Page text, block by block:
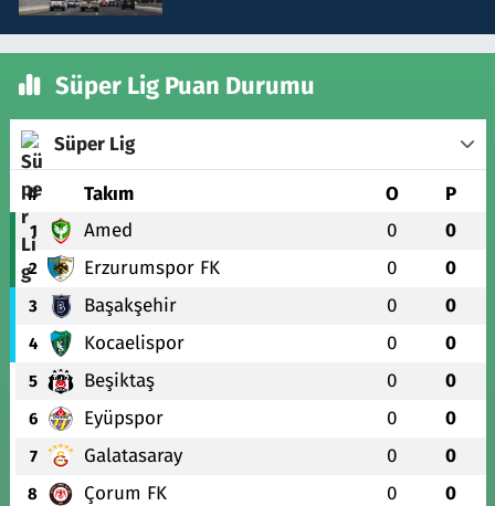
Süper Lig Puan Durumu
Süper Lig
# Takım O P
1 Amed 0 0
2 Erzurumspor FK 0 0
3 Başakşehir 0 0
4 Kocaelispor 0 0
5 Beşiktaş 0 0
6 Eyüpspor 0 0
7 Galatasaray 0 0
8 Çorum FK 0 0